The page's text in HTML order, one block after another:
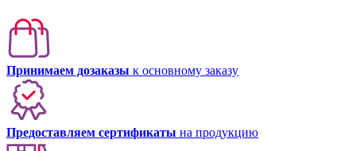
Принимаем дозаказы к основному заказу
Предоставляем сертификаты на продукцию